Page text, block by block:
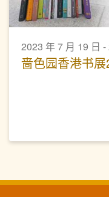
2023 年 7 月 19 日
啬色园香港书展